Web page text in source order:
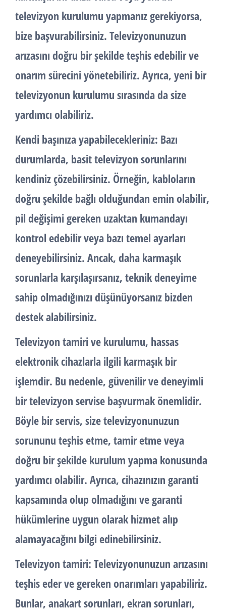
televizyon kurulumu yapmanız gerekiyorsa,
bize başvurabilirsiniz. Televizyonunuzun
arızasını doğru bir şekilde teşhis edebilir ve
onarım sürecini yönetebiliriz. Ayrıca, yeni bir
televizyonun kurulumu sırasında da size
yardımcı olabiliriz.
Kendi başınıza yapabilecekleriniz: Bazı
durumlarda, basit televizyon sorunlarını
kendiniz çözebilirsiniz. Örneğin, kabloların
doğru şekilde bağlı olduğundan emin olabilir,
pil değişimi gereken uzaktan kumandayı
kontrol edebilir veya bazı temel ayarları
deneyebilirsiniz. Ancak, daha karmaşık
sorunlarla karşılaşırsanız, teknik deneyime
sahip olmadığınızı düşünüyorsanız bizden
destek alabilirsiniz.
Televizyon tamiri ve kurulumu, hassas
elektronik cihazlarla ilgili karmaşık bir
işlemdir. Bu nedenle, güvenilir ve deneyimli
bir televizyon servise başvurmak önemlidir.
Böyle bir servis, size televizyonunuzun
sorununu teşhis etme, tamir etme veya
doğru bir şekilde kurulum yapma konusunda
yardımcı olabilir. Ayrıca, cihazınızın garanti
kapsamında olup olmadığını ve garanti
hükümlerine uygun olarak hizmet alıp
alamayacağını bilgi edinebilirsiniz.
Televizyon tamiri: Televizyonunuzun arızasını
teşhis eder ve gereken onarımları yapabiliriz.
Bunlar, anakart sorunları, ekran sorunları,